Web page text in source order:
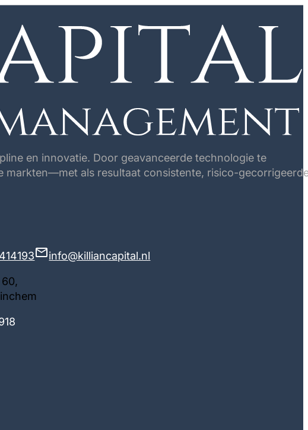
en innovatie. Door geavanceerde technologie te
als resultaat consistente, risico-
info@killiancapital.nl